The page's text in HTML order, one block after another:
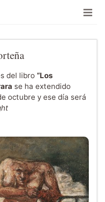
dibujos
del libro “Los
se ha extendido
octubre y ese día será